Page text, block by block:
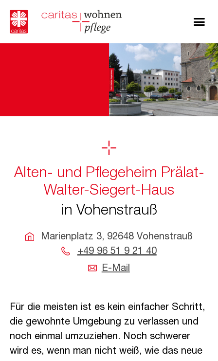
Alten- und Pflegeheim Prälat-
Walter-Siegert-Haus
in Vohenstrauß
Marienplatz 3, 92648 Vohenstrauß
+49 96 51 9 21 40
E-Mail
Für die meisten ist es kein einfacher Schritt,
die gewohnte Umgebung zu verlassen und
noch einmal umzuziehen. Noch schwerer
wird es, wenn man nicht weiß, wie das neue